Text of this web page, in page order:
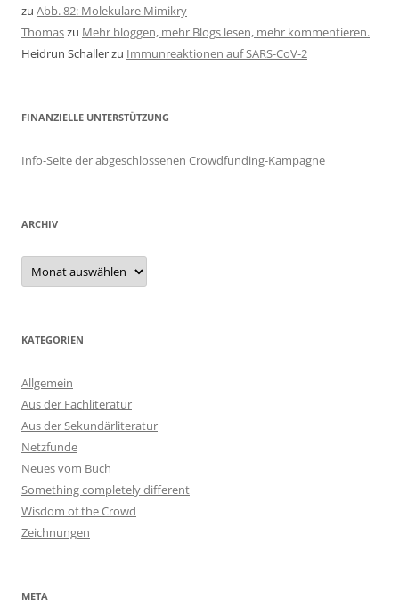
zu Abb. 82: Molekulare Mimikry
Thomaszu Mehr bloggen, mehr Blogs lesen, mehr kommentieren.
Heidrun Schallerzu Immunreaktionen auf SARS-CoV-2
FINANZIELLE UNTERSTÜTZUNG
Info-Seite der abgeschlossenen Crowdfunding-Kampagne
ARCHIV
Archiv
KATEGORIEN
Allgemein
Aus der Fachliteratur
Aus der Sekundärliteratur
Netzfunde
Neues vom Buch
Something completely different
Wisdom of the Crowd
Zeichnungen
META